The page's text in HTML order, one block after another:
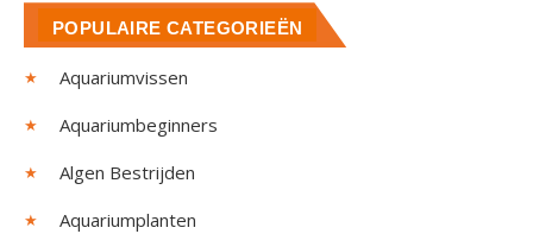
POPULAIRE CATEGORIEËN
Aquariumvissen
Aquariumbeginners
Algen Bestrijden
Aquariumplanten